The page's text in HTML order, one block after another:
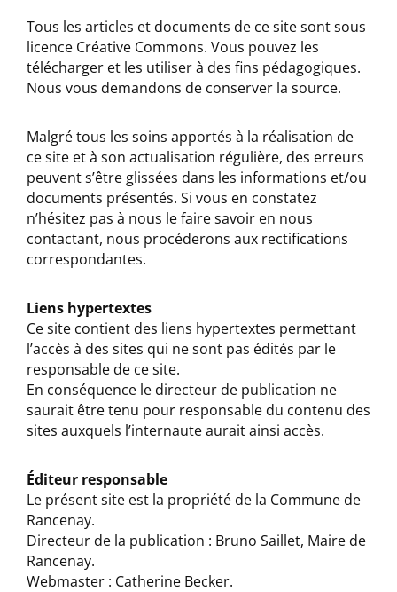
Tous les articles et documents de ce site sont sous
licence Créative Commons. Vous pouvez les
télécharger et les utiliser à des fins pédagogiques.
Nous vous demandons de conserver la source.
Malgré tous les soins apportés à la réalisation de
ce site et à son actualisation régulière, des erreurs
peuvent s’être glissées dans les informations et/ou
documents présentés. Si vous en constatez
n’hésitez pas à nous le faire savoir en nous
contactant, nous procéderons aux rectifications
correspondantes.
Liens hypertextes
Ce site contient des liens hypertextes permettant
l’accès à des sites qui ne sont pas édités par le
responsable de ce site.
En conséquence le directeur de publication ne
saurait être tenu pour responsable du contenu des
sites auxquels l’internaute aurait ainsi accès.
Éditeur responsable
Le présent site est la propriété de la Commune de
Rancenay.
Directeur de la publication : Bruno Saillet, Maire de
Rancenay.
Webmaster : Catherine Becker.